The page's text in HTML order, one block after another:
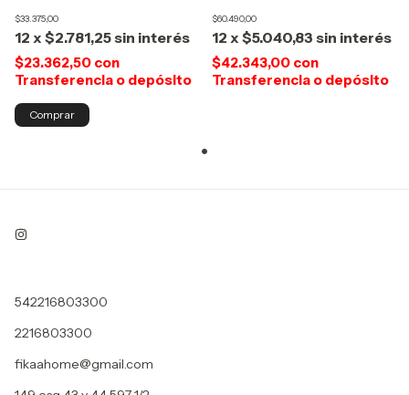
$33.375,00
12 x $2.781,25sin interés
$23.362,50 con
Transferencia o depósito
$60.490,00
12 x $5.040,83 sin interés
$42.343,00 con
Transferencia o depósito
542216803300
2216803300
fikaahome@gmail.com